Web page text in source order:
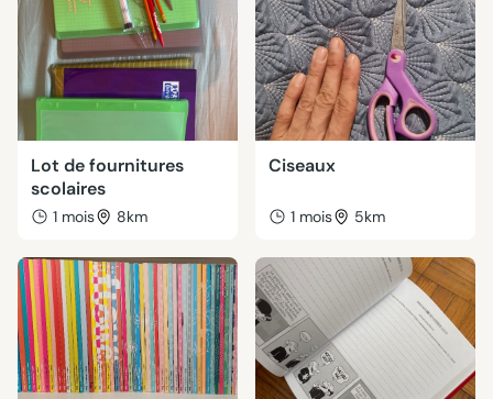
Lot de fournitures
scolaires
1 mois 8km
Ciseaux
1 mois 5km